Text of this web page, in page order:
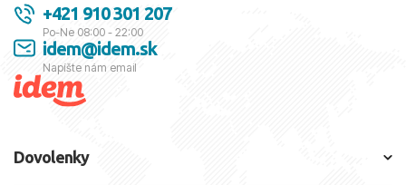
+421 910 301 207
Po-Ne 08:00 - 22:00
idem@idem.sk
Napíšte nám email
Dovolenky